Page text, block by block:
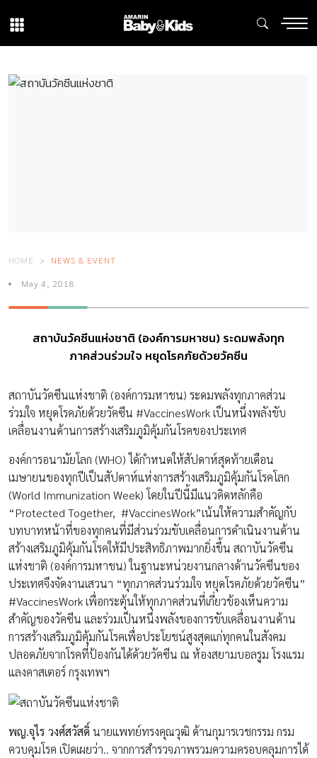
HOME NEWS & EVENT
May 4, 2018
สถาบันวัคซีนแห่งชาติ (องค์การมหาชน) ระดมพลังทุก
ภาคส่วนร่วมใจ หยุดโรคภัยด้วยวัคซีน
สถาบันวัคซีนแห่งชาติ (องค์การมหาชน) ระดมพลังทุกภาคส่วน
ร่วมใจ หยุดโรคภัยด้วยวัคซีน #VaccinesWork เป็นหนึ่งพลังขับ
เคลื่อนงานด้านการสร้างเสริมภูมิคุ้มกันโรคของประเทศ
องค์การอนามัยโลก (WHO) ได้กำหนดให้สัปดาห์สุดท้ายเดือน
เมษายนของทุกปีเป็นสัปดาห์แห่งการสร้างเสริมภูมิคุ้มกันโรคโลก
(World Immunization Week) โดยในปีนี้มีแนวคิดหลักคือ
“Protected Together, #VaccinesWork”เน้นให้ความสำคัญกับ
บทบาทหน้าที่ของทุกคนที่มีส่วนร่วมขับเคลื่อนการดำเนินงานด้าน
สร้างเสริมภูมิคุ้มกันโรคให้มีประสิทธิภาพมากยิ่งขึ้น สถาบันวัคซีน
แห่งชาติ (องค์การมหาชน) ในฐานะหน่วยงานกลางด้านวัคซีนของ
ประเทศจึงจัดงานเสวนา “ทุกภาคส่วนร่วมใจ หยุดโรคภัยด้วยวัคซีน”
#VaccinesWork เพื่อกระตุ้นให้ทุกภาคส่วนที่เกี่ยวข้องเห็นความ
สำคัญของวัคซีน และร่วมเป็นหนึ่งพลังของการขับเคลื่อนงานด้าน
การสร้างเสริมภูมิคุ้มกันโรคเพื่อประโยชน์สูงสุดแก่ทุกคนในสังคม
ปลอดภัยจากโรคที่ป้องกันได้ด้วยวัคซีน ณ ห้องสยามบอลรูม โรงแรม
แลงคาสเตอร์ กรุงเทพฯ
พญ.จุไร วงศ์สวัสดิ์ นายแพทย์ทรงคุณวุฒิ ด้านกุมารเวชกรรม กรม
ควบคุมโรค เปิดเผยว่า.. จากการสำรวจภาพรวมความครอบคลุมการได้